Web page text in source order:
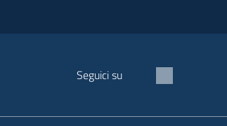
Seguici su